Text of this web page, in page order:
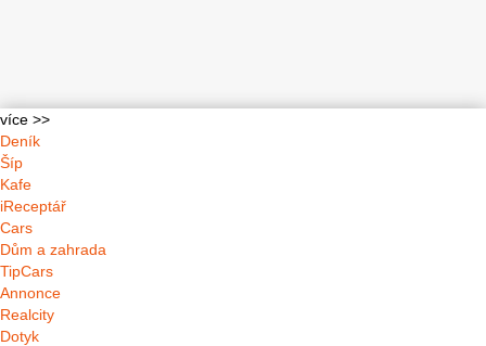
více >>
Deník
Šíp
Kafe
iReceptář
Cars
Dům a zahrada
TipCars
Annonce
Realcity
Dotyk